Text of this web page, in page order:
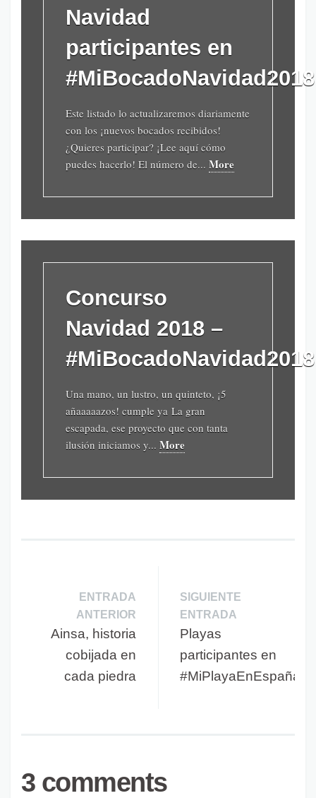
Navidad
participantes en
#MiBocadoNavidad2018
Este listado lo actualizaremos diariamente
con los ¡nuevos bocados recibidos!
¿Quieres participar? ¡Lee aquí cómo
puedes hacerlo! El número de... More
Concurso
Navidad 2018 –
#MiBocadoNavidad2018
Una mano, un lustro, un quinteto, ¡5
añaaaaazos! cumple ya La gran
escapada, ese proyecto que con tanta
ilusión iniciamos y... More
ENTRADA
ANTERIOR
Ainsa, historia
cobijada en
cada piedra
SIGUIENTE
ENTRADA
Playas
participantes en
#MiPlayaEnEspaña
3 comments